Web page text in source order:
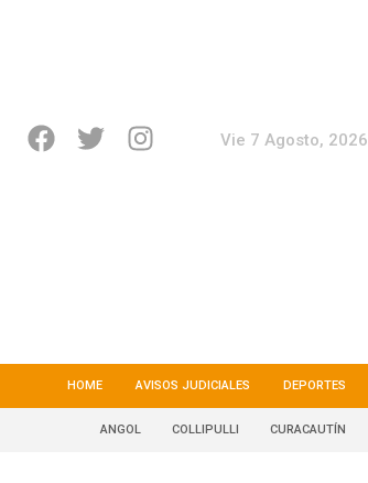
Vie 7 Agosto, 2026
HOME AVISOS JUDICIALES DEPORTES
ANGOL COLLIPULLI CURACAUTÍN